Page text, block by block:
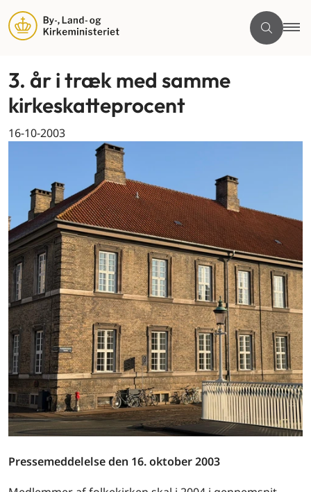
3. år i træk med samme
kirkeskatteprocent
16-10-2003
Pressemeddelelse den 16. oktober 2003